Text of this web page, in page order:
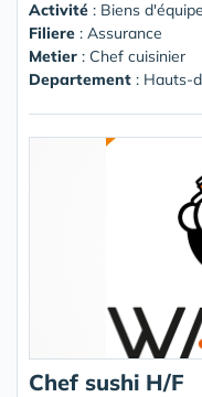
Activité : Biens
Filiere : Assurance
Metier : Chef cuisinier
Departement : Hauts-
Chef sushi H/F